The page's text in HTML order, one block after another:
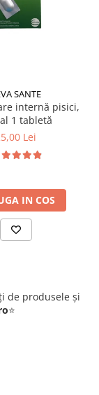
SANTE
internă pisici,
1 tabletă
Lei
IN COS
de produsele și
⭐